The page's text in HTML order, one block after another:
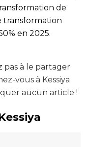
de
transformation
en 2025.
pas à le partager
vous à Kessiya
aucun article !